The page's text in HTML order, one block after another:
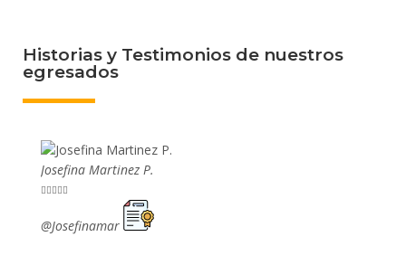
Historias y Testimonios de nuestros
egresados
Josefina Martinez P.

@Josefinamar